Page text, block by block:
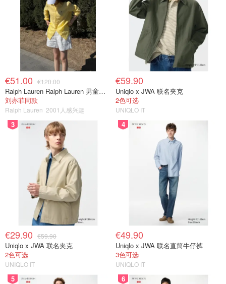
€51.00 €120.00
Ralph Lauren Ralph Lauren 男童亚麻衬衫
刘亦菲同款
Ralph Lauren 2001人感兴趣
€59.90
Uniqlo x JWA 联名夹克
2色可选
UNIQLO IT
3
€29.90 €59.90
Uniqlo x JWA 联名夹克
2色可选
UNIQLO IT
4
€49.90
Uniqlo x JWA 联名直筒牛仔裤
3色可选
UNIQLO IT
5 6